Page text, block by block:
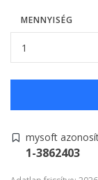
MENNYISÉG
mysoft
1-3862403